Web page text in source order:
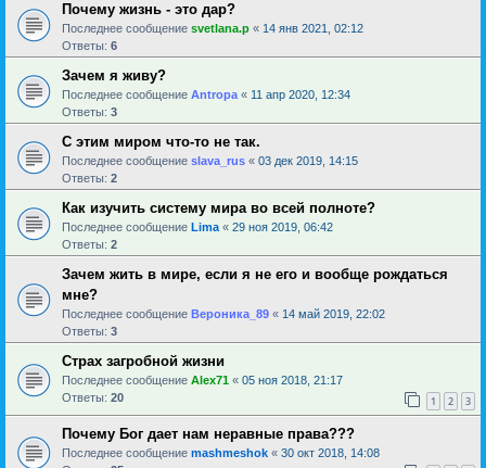
Почему жизнь - это дар?
Последнее сообщение svetlana.p « 14 янв 2021, 02:12
Ответы: 6
Зачем я живу?
Последнее сообщение Antropa « 11 апр 2020, 12:34
Ответы: 3
С этим миром что-то не так.
Последнее сообщение slava_rus « 03 дек 2019, 14:15
Ответы: 2
Как изучить систему мира во всей полноте?
Последнее сообщение Lima « 29 ноя 2019, 06:42
Ответы: 2
Зачем жить в мире, если я не его и вообще рождаться
мне?
Последнее сообщение Вероника_89 « 14 май 2019, 22:02
Ответы: 3
Страх загробной жизни
Последнее сообщение Alex71 « 05 ноя 2018, 21:17
Ответы: 20 1 2 3
Почему Бог дает нам неравные права???
Последнее сообщение mashmeshok « 30 окт 2018, 14:08